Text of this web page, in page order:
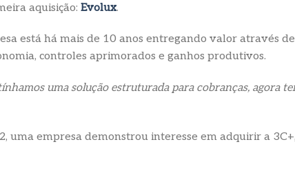
aquisição: Evolux.
está há mais de 10 anos entregando valor através
controles aprimorados e ganhos produtivos.
uma solução estruturada para cobranças, agora
uma empresa demonstrou interesse em adquirir a